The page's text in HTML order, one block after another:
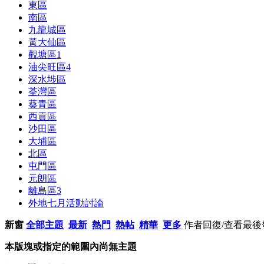
東區
南區
九龍城區
黃大仙區
觀塘區1
油尖旺區4
深水埗區
荃灣區
葵青區
西貢區
沙田區
大埔區
北區
屯門區
元朗區
離島區3
外地七月活動討論
新窗 全部主題 最新 熱門 熱帖 精華 更多 作者回復/查看最後
本版塊或指定的範圍內尚無主題